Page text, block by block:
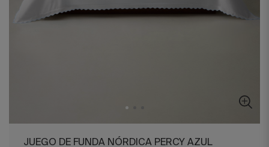
JUEGO DE FUNDA NÓRDICA PERCY AZUL